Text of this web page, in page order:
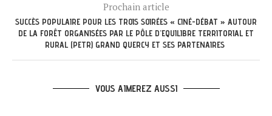
Prochain article
SUCCÈS POPULAIRE POUR LES TROIS SOIRÉES « CINÉ-DÉBAT » AUTOUR
DE LA FORÊT ORGANISÉES PAR LE PÔLE D’EQUILIBRE TERRITORIAL ET
RURAL (PETR) GRAND QUERCY ET SES PARTENAIRES
VOUS AIMEREZ AUSSI